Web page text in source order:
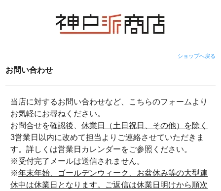
ショップへ戻る
お問い合わせ
当店に対するお問い合わせなど、こちらのフォームより
お気軽にお尋ねください。
お問合せを確認後、 休業日（土日祝日、その他）を除く
3営業日以内に改めて担当よりご連絡させていただきま
す。詳しくは営業日カレンダーをご参照ください。
※受付完了メールは送信されません。
※年末年始、ゴールデンウィーク、お盆休み等の大型連
休中は休業日となります。ご返信は休業日明けから順次